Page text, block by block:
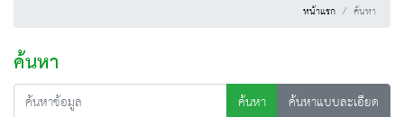
หน้าแรก ค้นหา
ค้นหา
ค้นหา
ค้นหาแบบละเอียด